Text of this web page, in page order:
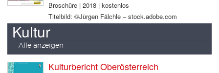
Broschüre | 2018 | kostenlos
Titelbild: ©Jürgen Fälchle – stock.adobe.com
Kultur
Alle anzeigen
Kulturbericht Oberösterreich